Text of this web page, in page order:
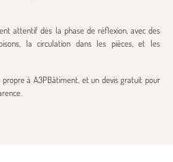
attentif dès la phase de réflexion, avec des
la circulation dans les pièces, et les
à A3PBâtiment, et un devis gratuit pour